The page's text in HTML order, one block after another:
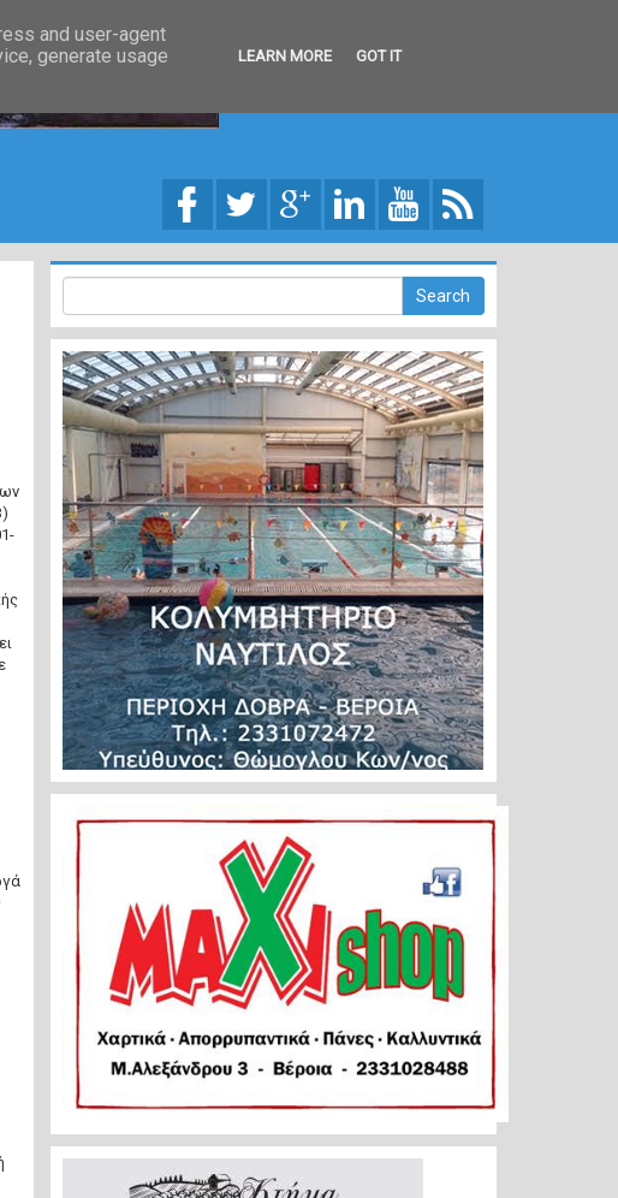
and user-agent
generate usage
LEARN MORE GOT IT